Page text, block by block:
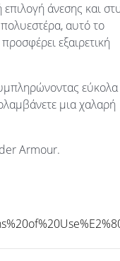
άνεσης και
αυτό το
εξαιρετική
εύκολα
μια χαλαρή
Armour.